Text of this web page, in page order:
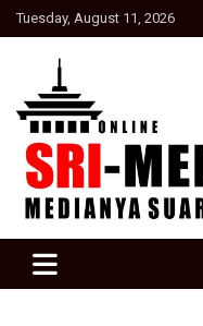
Skip
to
Tuesday, August 11, 2026
SRI Media